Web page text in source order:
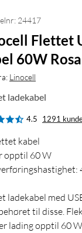
24417
Flettet
60W
Linocell
ladekabel
4.5 1291
kabel
opptil 60 W
ladekabel med
til disse.
lading opptil 60